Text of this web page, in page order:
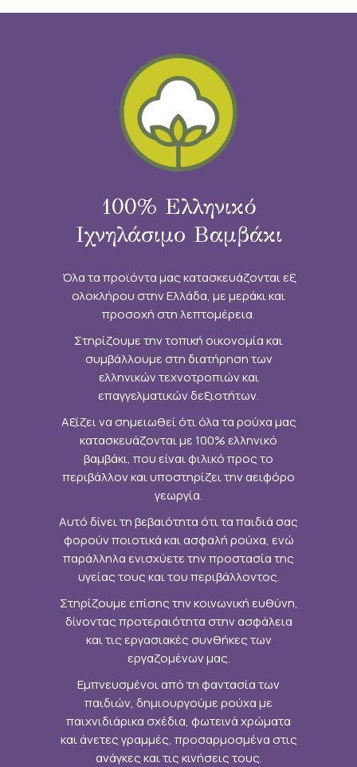
100% Ελληνικό
Ιχνηλάσιμο Βαμβάκι
Όλα τα προϊόντα μας κατασκευάζονται εξ
ολοκλήρου στην Ελλάδα, με μεράκι και
προσοχή στη λεπτομέρεια.
Στηρίζουμε την τοπική οικονομία και
συμβάλλουμε στη διατήρηση των
ελληνικών τεχνοτροπιών και
επαγγελματικών δεξιοτήτων.
Αξίζει να σημειωθεί ότι όλα τα ρούχα μας
κατασκευάζονται με 100% ελληνικό
βαμβάκι, που είναι φιλικό προς το
περιβάλλον και υποστηρίζει την αειφόρο
γεωργία.
Αυτό δίνει τη βεβαιότητα ότι τα παιδιά σας
φορούν ποιοτικά και ασφαλή ρούχα, ενώ
παράλληλα ενισχύετε την προστασία της
υγείας τους και του περιβάλλοντος.
Στηρίζουμε επίσης την κοινωνική ευθύνη,
δίνοντας προτεραιότητα στην ασφάλεια
και τις εργασιακές συνθήκες των
εργαζομένων μας.
Εμπνευσμένοι από τη φαντασία των
παιδιών, δημιουργούμε ρούχα με
παιχνιδιάρικα σχέδια, φωτεινά χρώματα
και άνετες γραμμές, προσαρμοσμένα στις
ανάγκες και τις κινήσεις τους.